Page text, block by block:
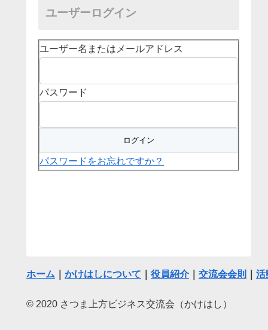
ユーザーログイン
ユーザー名またはメールアドレス
パスワード
パスワードをお忘れですか？
ホーム かけはしについて 役員紹介｜ 交流会会則 活
© 2020 さつま上方ビジネス交流会（かけはし）